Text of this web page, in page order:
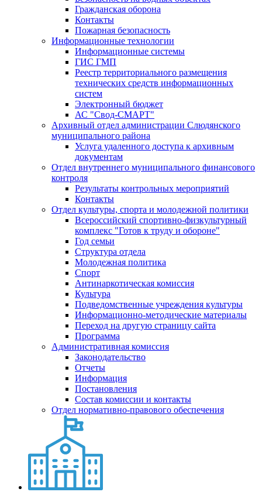
Гражданская оборона
Контакты
Пожарная безопасность
Информационные технологии
Информационные системы
ГИС ГМП
Реестр территориального размещения
технических средств информационных
систем
Электронный бюджет
АС "Свод-СМАРТ"
Архивный отдел администрации Слюдянского
муниципального района
Услуга удаленного доступа к архивным
документам
Отдел внутреннего муниципального финансового
контроля
Результаты контрольных мероприятий
Контакты
Отдел культуры, спорта и молодежной политики
Всероссийский спортивно-физкультурный
комплекс "Готов к труду и обороне"
Год семьи
Структура отдела
Молодежная политика
Спорт
Антинаркотическая комиссия
Культура
Подведомственные учреждения культуры
Информационно-методические материалы
Переход на другую страницу сайта
Программа
Административная комиссия
Законодательство
Отчеты
Информация
Постановления
Состав комиссии и контакты
Отдел нормативно-правового обеспечения